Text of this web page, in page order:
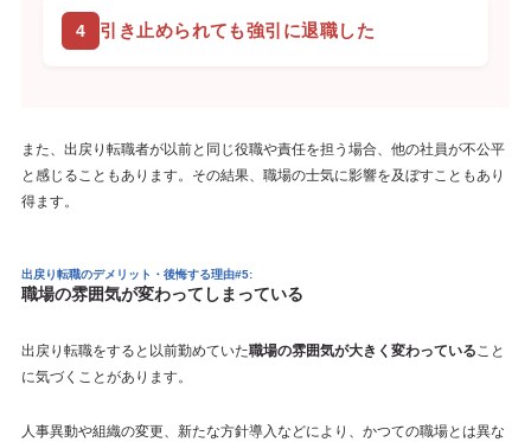
引き止められても強引に退職した
また、出戻り転職者が以前と同じ役職や責任を担う場合、他の社員が不公平
と感じることもあります。その結果、職場の士気に影響を及ぼすこともあり
得ます。
出戻り転職のデメリット・後悔する理由#5:
職場の雰囲気が変わってしまっている
出戻り転職をすると以前勤めていた職場の雰囲気が大きく変わっていること
に気づくことがあります。
人事異動や組織の変更、新たな方針導入などにより、かつての職場とは異な